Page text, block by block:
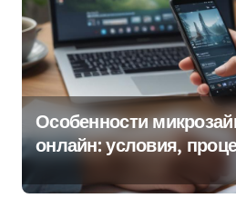
Особенности
онлайн: условия,
ставки и порядок